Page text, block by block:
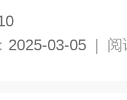
2025-03-05 | 阅